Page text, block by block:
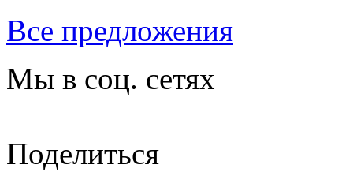
Все предложения
Мы в соц. сетях
Поделиться